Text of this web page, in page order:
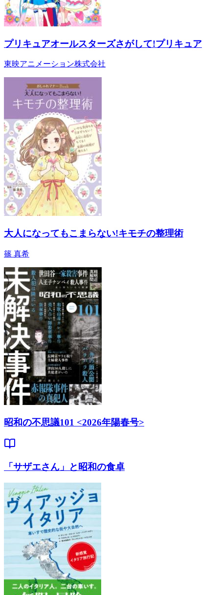
プリキュアオールスターズさがして!プリキュア
東映アニメーション株式会社
大人になってもこまらない!キモチの整理術
篠 真希
昭和の不思議101 <2026年陽春号>
「サザエさん」と昭和の食卓